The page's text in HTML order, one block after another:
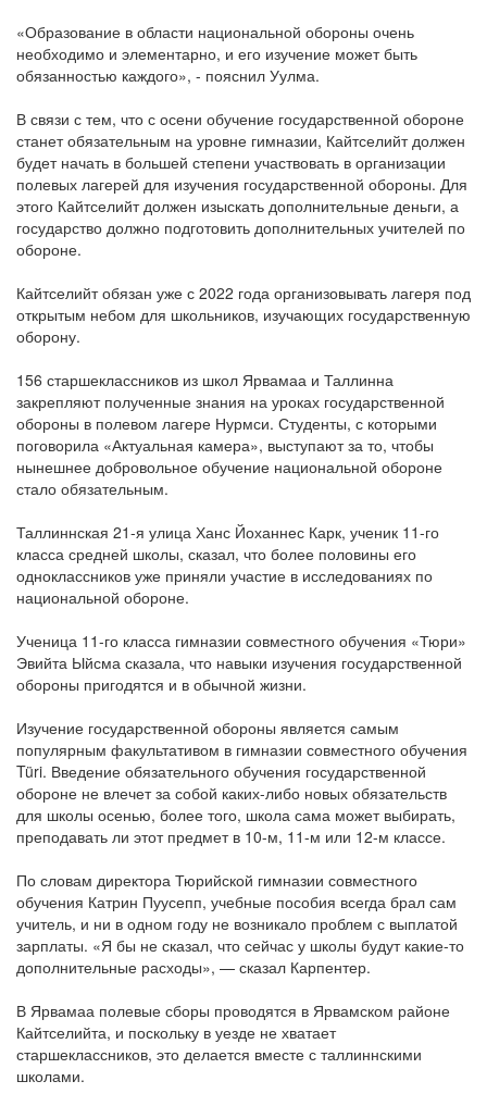
«Образование в области национальной обороны очень
необходимо и элементарно, и его изучение может быть
обязанностью каждого», - пояснил Уулма.
В связи с тем, что с осени обучение государственной обороне
станет обязательным на уровне гимназии, Кайтселийт должен
будет начать в большей степени участвовать в организации
полевых лагерей для изучения государственной обороны. Для
этого Кайтселийт должен изыскать дополнительные деньги, а
государство должно подготовить дополнительных учителей по
обороне.
Кайтселийт обязан уже с 2022 года организовывать лагеря под
открытым небом для школьников, изучающих государственную
оборону.
156 старшеклассников из школ Ярвамаа и Таллинна
закрепляют полученные знания на уроках государственной
обороны в полевом лагере Нурмси. Студенты, с которыми
поговорила «Актуальная камера», выступают за то, чтобы
нынешнее добровольное обучение национальной обороне
стало обязательным.
Таллиннская 21-я улица Ханс Йоханнес Карк, ученик 11-го
класса средней школы, сказал, что более половины его
одноклассников уже приняли участие в исследованиях по
национальной обороне.
Ученица 11-го класса гимназии совместного обучения «Тюри»
Эвийта Ыйсма сказала, что навыки изучения государственной
обороны пригодятся и в обычной жизни.
Изучение государственной обороны является самым
популярным факультативом в гимназии совместного обучения
Türi. Введение обязательного обучения государственной
обороне не влечет за собой каких-либо новых обязательств
для школы осенью, более того, школа сама может выбирать,
преподавать ли этот предмет в 10-м, 11-м или 12-м классе.
По словам директора Тюрийской гимназии совместного
обучения Катрин Пуусепп, учебные пособия всегда брал сам
учитель, и ни в одном году не возникало проблем с выплатой
зарплаты. «Я бы не сказал, что сейчас у школы будут какие-то
дополнительные расходы», — сказал Карпентер.
В Ярвамаа полевые сборы проводятся в Ярвамском районе
Кайтселийта, и поскольку в уезде не хватает
старшеклассников, это делается вместе с таллиннскими
школами.